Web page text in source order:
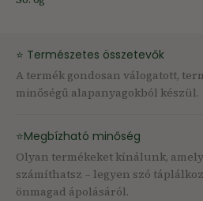
⭐ Természetes összetevők
A termék gondosan válogatott,
minőségű alapanyagokból készül.
⭐Megbízható minőség
Olyan termékeket kínálunk,
számíthatsz – legyen szó
önmagad ápolásáról.